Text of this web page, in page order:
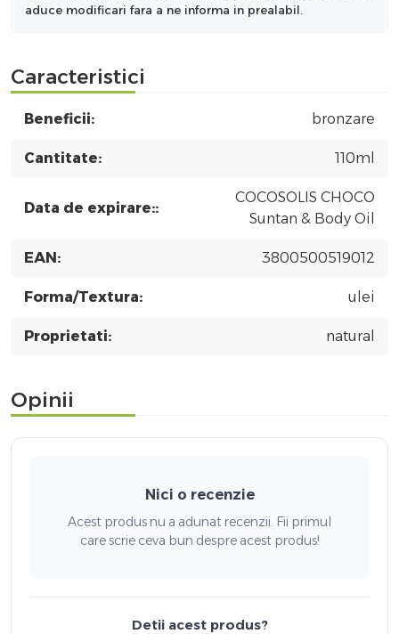
aduce modificari fara a ne informa in prealabil.
Caracteristici
Beneficii: bronzare
Cantitate: 110ml
Data de expirare::
COCOSOLIS CHOCO
Suntan & Body Oil
EAN: 3800500519012
Forma/Textura: ulei
Proprietati: natural
Opinii
Nici o recenzie
Acest produs nu a adunat recenzii. Fii primul
care scrie ceva bun despre acest produs!
Detii acest produs?